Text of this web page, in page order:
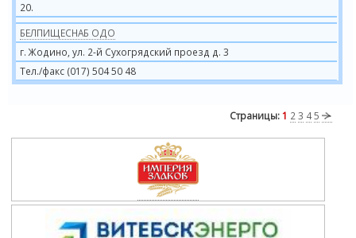
20.
БЕЛПИЩЕСНАБ ОДО
г. Жодино, ул. 2-й Сухогрядский проезд д. 3
Тел./факс (017) 504 50 48
Страницы: 1 2 3 45